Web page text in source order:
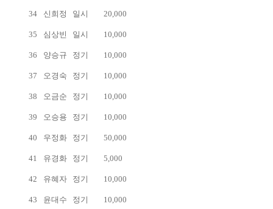
34 신희정 일시 20,000
35 심상빈 일시 10,000
36 양승규 정기 10,000
37 오경숙 정기 10,000
38 오금순 정기 10,000
39 오승용 정기 10,000
40 우정화 정기 50,000
41 유경화 정기 5,000
42 유혜자 정기 10,000
43 윤대수 정기 10,000